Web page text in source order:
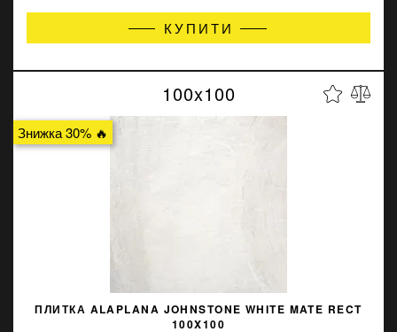
КУПИТИ
Знижка 30% 🔥
100x100
ПЛИТКА ALAPLANA JOHNSTONE WHITE MATE RECT
100X100